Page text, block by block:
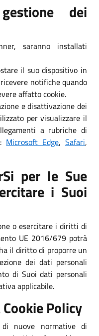
dei
saranno installati
il suo dispositivo in
notifiche quando
affatto cookie.
e disattivazione dei
per visualizzare il
a rubriche di
Microsoft Edge,Safari,
per le Sue
i Suoi
o esercitare i diritti di
UE 2016/679 potrà
il diritto di proporre un
dei dati personali
di Suoi dati personali
applicabile.
Policy
nuove normative di